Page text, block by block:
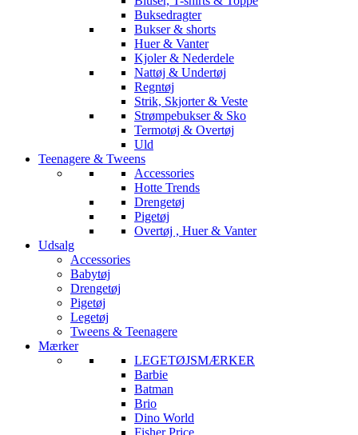
Buksedragter
Bukser & shorts
Huer & Vanter
Kjoler & Nederdele
Nattøj & Undertøj
Regntøj
Strik, Skjorter & Veste
Strømpebukser & Sko
Termotøj & Overtøj
Uld
Teenagere & Tweens
Accessories
Hotte Trends
Drengetøj
Pigetøj
Overtøj , Huer & Vanter
Udsalg
Accessories
Babytøj
Drengetøj
Pigetøj
Legetøj
Tweens & Teenagere
Mærker
LEGETØJSMÆRKER
Barbie
Batman
Brio
Dino World
Fisher Price